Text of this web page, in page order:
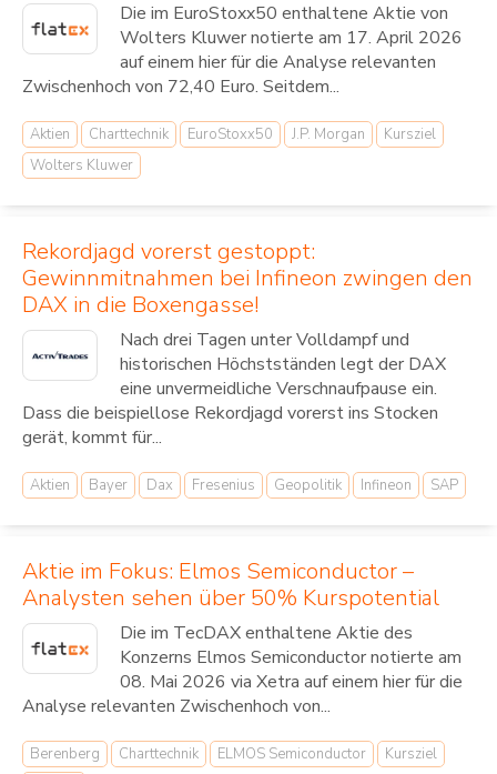
Die im EuroStoxx50 enthaltene Aktie von
Wolters Kluwer notierte am 17. April 2026
auf einem hier für die Analyse relevanten
Zwischenhoch von 72,40 Euro. Seitdem...
Aktien Charttechnik EuroStoxx50 J.P. Morgan
Kursziel
Wolters Kluwer
Rekordjagd vorerst gestoppt:
Gewinnmitnahmen bei Infineon zwingen den
DAX in die Boxengasse!
Nach drei Tagen unter Volldampf und
historischen Höchstständen legt der DAX
eine unvermeidliche Verschnaufpause ein.
Dass die beispiellose Rekordjagd vorerst ins Stocken
gerät, kommt für...
Aktien Bayer Dax Fresenius Geopolitik Infineon SAP
Aktie im Fokus: Elmos Semiconductor –
Analysten sehen über 50% Kurspotential
Die im TecDAX enthaltene Aktie des
Konzerns Elmos Semiconductor notierte am
08. Mai 2026 via Xetra auf einem hier für die
Analyse relevanten Zwischenhoch von...
Berenberg Charttechnik ELMOS Semiconductor
Kursziel